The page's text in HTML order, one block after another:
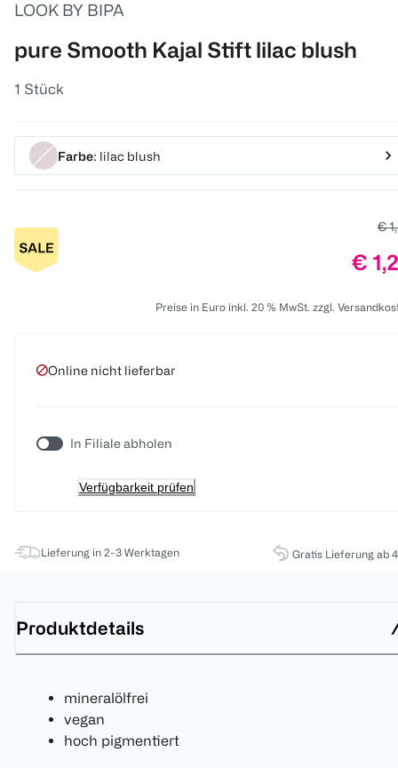
LOOK BY BIPA
pure Smooth Kajal Stift lilac blush
1 Stück
Farbe: lilac blush
€
€
Preise in Euro inkl. 20 % MwSt. zzgl.
Online nicht lieferbar
In Filiale abholen
Verfügbarkeit prüfen
Lieferung in 2-3 Werktagen Gratis Lieferung ab
Produktdetails
mineralölfrei
vegan
hoch pigmentiert